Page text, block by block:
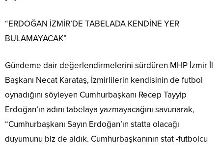
“ERDOĞAN İZMİR’DE TABELADA KENDİNE YER
BULAMAYACAK”
Gündeme dair değerlendirmelerini sürdüren MHP İzmir İl
Başkanı Necat Karataş, İzmirlilerin kendisinin de futbol
oynadığını söyleyen Cumhurbaşkanı Recep Tayyip
Erdoğan’ın adını tabelaya yazmayacağını savunarak,
“Cumhurbaşkanı Sayın Erdoğan’ın statta olacağı
duyumunu biz de aldık. Cumhurbaşkanının stat -futbolcu